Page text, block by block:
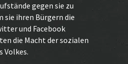
gegen sie zu
sie ihren Bürgern die
und Facebook
die Macht der sozialen
Volkes.